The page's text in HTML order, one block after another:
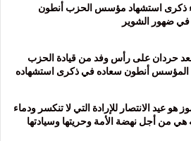
ذكرى استشهاد مؤسس الحزب أنطون
في ضهور الشوير
حردان على رأس وفد من قيادة الحزب
المؤسس أنطون سعاده في ذكرى استشهاده
عيد الفداء في 8 تموز هو عيد الانتصار للإرادة التي لا تنكسر ودماء
من أجل نهضة الأمة وحريتها وسيادتها